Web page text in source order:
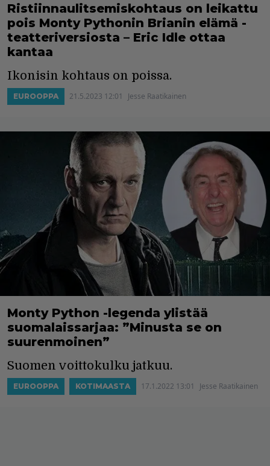
Ristiinnaulitsemiskohtaus on leikattu
pois Monty Pythonin Brianin elämä -
teatteriversiosta – Eric Idle ottaa
kantaa
Ikonisin kohtaus on poissa.
EUROOPPA 21.5.2023 12:01 Jesse Raatikainen
Monty Python -legenda ylistää
suomalaissarjaa: ”Minusta se on
suurenmoinen”
Suomen voittokulku jatkuu.
EUROOPPA KOTIMAASTA 17.1.2022 13:01 Jesse Raatikainen